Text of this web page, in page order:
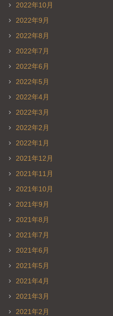
2022年10月
2022年9月
2022年8月
2022年7月
2022年6月
2022年5月
2022年4月
2022年3月
2022年2月
2022年1月
2021年12月
2021年11月
2021年10月
2021年9月
2021年8月
2021年7月
2021年6月
2021年5月
2021年4月
2021年3月
2021年2月